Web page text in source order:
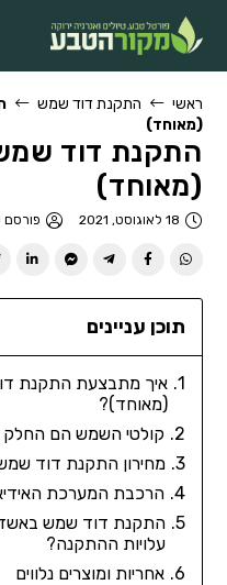
ראשי התקנת דוד שמש
(מאוחד)
התקנת דוד
(מאוחד)
18 לאוגוסט, 2021 פורסם
תוכן עניינים
איך מתבצעת התקנת
(מאוחד)?
קולטי השמש הם
מחירון התקנת דוד
הרכבת המערכת
התקנת דוד שמש
עלויות ההתקנה?
אחריות ומוצרים נלווים